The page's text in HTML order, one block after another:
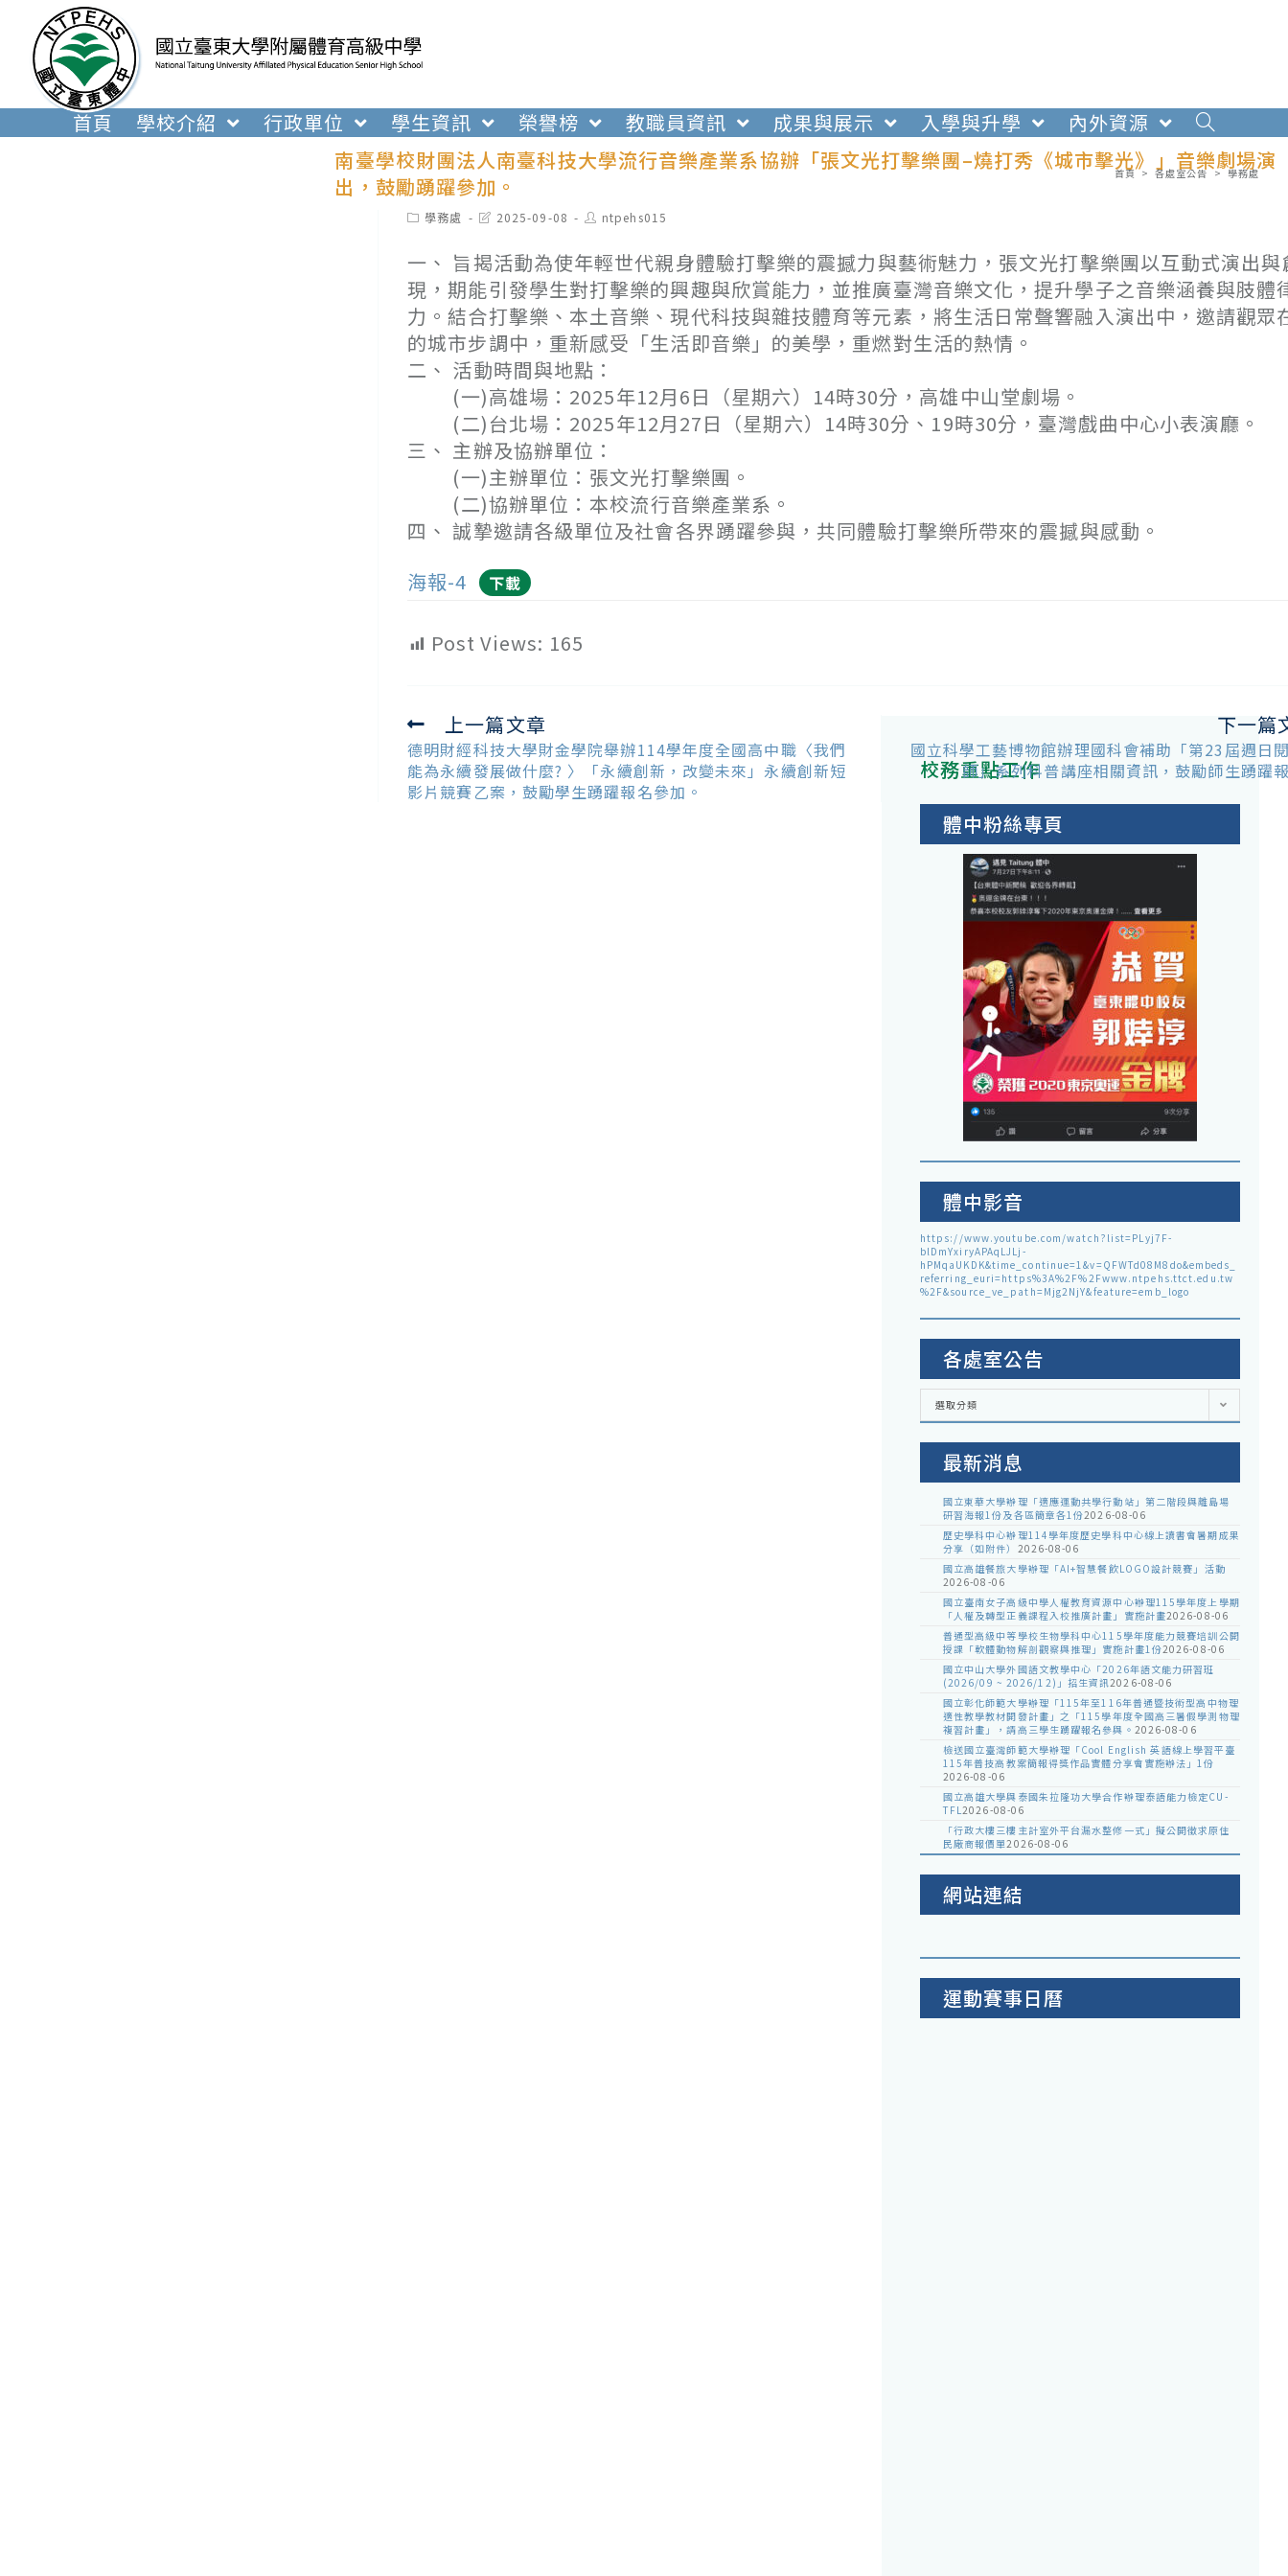
內
首頁 學校介紹 行政單位 學生資訊 榮譽榜 教職員資訊 成果與展示 入學與升學
內外資源
南臺學校財團法人南臺科技大學流行音樂產業系協辦「張文光打擊樂團–燒打秀《城市擊光》」音樂劇場演
出，鼓勵踴躍參加。
首頁 > 各處室公告 > 學務處
Post學務處
Post2025-09-08
Post
author:
ntpehs015
一、 旨揭活動為使年輕世代親身體驗打擊樂的震撼力與藝術魅力，張文光打擊樂團以互動式演出
現，期能引發學生對打擊樂的興趣與欣賞能力，並推廣臺灣音樂文化，提升學子之音樂涵養與肢體
力。結合打擊樂、本土音樂、現代科技與雜技體育等元素，將生活日常聲響融入演出中，邀請觀眾
的城市步調中，重新感受「生活即音樂」的美學，重燃對生活的熱情。
二、 活動時間與地點：
(一)高雄場：2025年12月6日（星期六）14時30分，高雄中山堂劇場。
(二)台北場：2025年12月27日（星期六）14時30分、19時30分，臺灣戲曲中心小表演廳。
三、 主辦及協辦單位：
(一)主辦單位：張文光打擊樂團。
(二)協辦單位：本校流行音樂產業系。
四、 誠摯邀請各級單位及社會各界踴躍參與，共同體驗打擊樂所帶來的震撼與感動。
海報-4
下載
Post Views: 165
Read
more
articles
上一篇文章
德明財經科技大學財金學院舉辦114學年度全國高中職〈我們
能為永續發展做什麼? 〉「永續創新，改變未來」永續創新短
影片競賽乙案，鼓勵學生踴躍報名參加。
下一篇
國立科學工藝博物館辦理國科會補助「第23屆週日
師」系列科普講座相關資訊，鼓勵師生踴躍
校務重點工作
體中粉絲專頁
體中影音
https://www.youtube.com/watch?list=PLyj7F-
blDmYxiryAPAqLJLj-
hPMqaUKDK&time_continue=1&v=QFWTd08M8do&embeds_
referring_euri=https%3A%2F%2Fwww.ntpehs.ttct.edu.tw
%2F&source_ve_path=Mjg2NjY&feature=emb_logo
各處室公告
各
室
選取分類
最新消息
國立東華大學辦理「適應運動共學行動站」第二階段與離島場
研習海報1份及各區簡章各1份2026-08-06
歷史學科中心辦理114學年度歷史學科中心線上讀書會暑期成果
分享（如附件） 2026-08-06
國立高雄餐旅大學辦理「AI+智慧餐飲LOGO設計競賽」活動
2026-08-06
國立臺南女子高級中學人權教育資源中心辦理115學年度上學期
「人權及轉型正義課程入校推廣計畫」實施計畫2026-08-06
普通型高級中等學校生物學科中心115學年度能力競賽培訓公開
授課「軟體動物解剖觀察與推理」實施計畫1份2026-08-06
國立中山大學外國語文教學中心「2026年語文能力研習班
(2026/09 ~ 2026/12)」招生資訊2026-08-06
國立彰化師範大學辦理「115年至116年普通暨技術型高中物理
適性教學教材開發計畫」之「115學年度全國高三暑假學測物理
複習計畫」，請高三學生踴躍報名參與。 2026-08-06
檢送國立臺灣師範大學辦理「Cool English 英語線上學習平臺
115年普技高教案簡報得獎作品實體分享會實施辦法」1份
2026-08-06
國立高雄大學與泰國朱拉隆功大學合作辦理泰語能力檢定CU-
TFL2026-08-06
「行政大樓三樓主計室外平台漏水整修一式」擬公開徵求原住
民廠商報價單2026-08-06
網站連結
運動賽事日曆